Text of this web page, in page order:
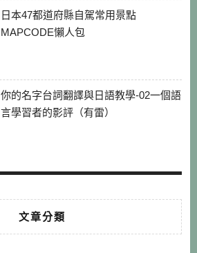
日本47都道府縣自駕常用景點
MAPCODE懶人包
你的名字台詞翻譯與日語教學-02一個語
言學習者的影評（有雷）
文章分類